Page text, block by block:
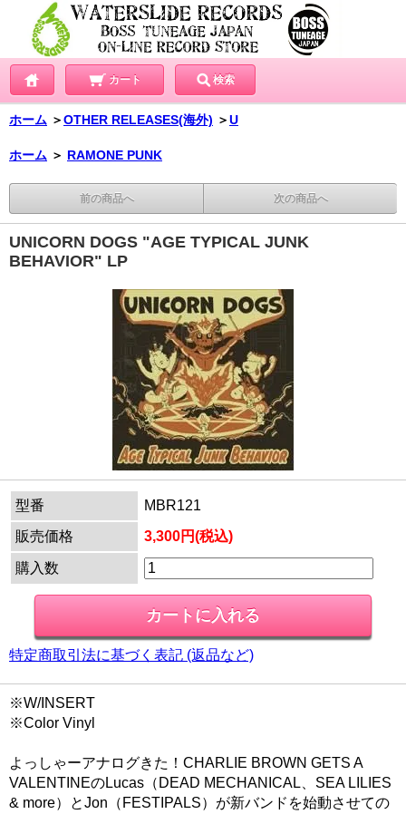
カート 検索
ホーム ＞OTHER RELEASES(海外) ＞U
ホーム ＞ RAMONE PUNK
前の商品へ 次の商品へ
UNICORN DOGS "AGE TYPICAL JUNK
BEHAVIOR" LP
型番
MBR121
販売価格
3,300円(税込)
購入数
特定商取引法に基づく表記 (返品など)
※W/INSERT
※Color Vinyl
よっしゃーアナログきた！CHARLIE BROWN GETS A
VALENTINEのLucas（DEAD MECHANICAL、SEA LILIES
& more）とJon（FESTIPALS）が新バンドを始動させての